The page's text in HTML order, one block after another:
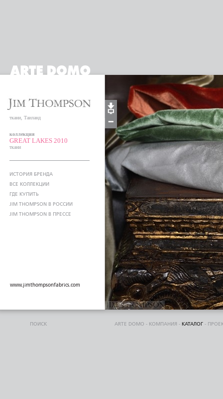
ткани, Таиланд
коллекция
GREAT LAKES 2010
ткани
ИСТОРИЯ БРЕНДА
ВСЕ КОЛЛЕКЦИИ
ГДЕ КУПИТЬ
JIM THOMPSON В РОССИИ
JIM THOMPSON В ПРЕССЕ
www.jimthompsonfabrics.com
ПОИСК ARTE DOMO - КОМПАНИЯ - КАТАЛОГ -